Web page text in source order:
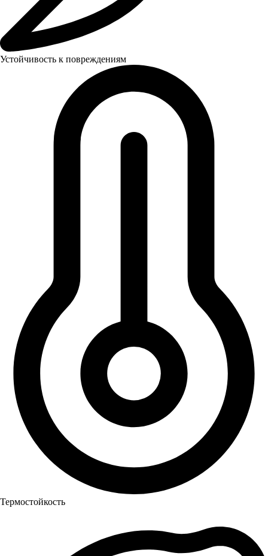
Устойчивость к повреждениям
Термостойкость